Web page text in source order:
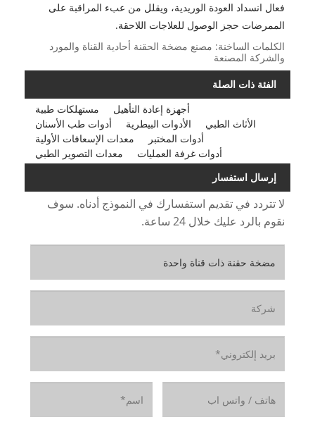
فعال انسداد العودة الوريدية، ويقلل من عبء المراقبة على
الممرضات حجز الوصول للعلاجات اللاحقة.
الكلمات الساخنة: مصنع مضخة الحقنة أحادية القناة والمورد
والشركة المصنعة
الفئة ذات الصلة
مستهلكات طبية
أجهزة إعادة التأهيل
أدوات طب الأسنان
الأدوات البيطرية
الأثاث الطبي
معدات الإسعافات الأولية
أدوات المختبر
معدات التصوير الطبي
أدوات غرفة العمليات
إرسال استفسار
لا تتردد في تقديم استفسارك في النموذج أدناه. سوف
نقوم بالرد عليك خلال 24 ساعة.